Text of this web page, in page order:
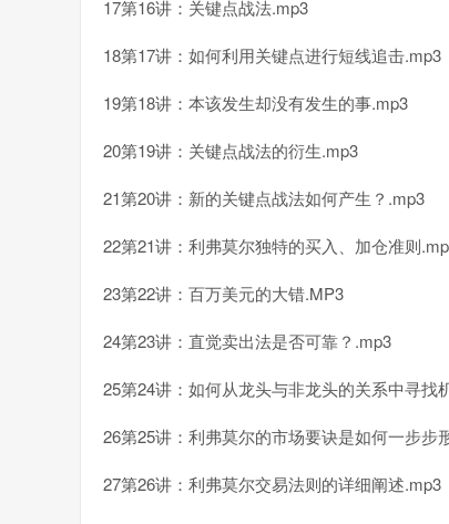
17第16讲：关键点战法.mp3
18第17讲：如何利用关键点进行短线追击.mp3
19第18讲：本该发生却没有发生的事.mp3
20第19讲：关键点战法的衍生.mp3
21第20讲：新的关键点战法如何产生？.mp3
22第21讲：利弗莫尔独特的买入、加仓准则
23第22讲：百万美元的大错.MP3
24第23讲：直觉卖出法是否可靠？.mp3
25第24讲：如何从龙头与非龙头的关系中寻找
26第25讲：利弗莫尔的市场要诀是如何一步步
27第26讲：利弗莫尔交易法则的详细阐述.mp3